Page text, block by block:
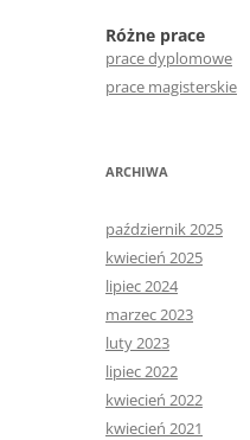
Różne prace
prace dyplomowe
prace magisterskie
ARCHIWA
październik 2025
kwiecień 2025
lipiec 2024
marzec 2023
luty 2023
lipiec 2022
kwiecień 2022
kwiecień 2021